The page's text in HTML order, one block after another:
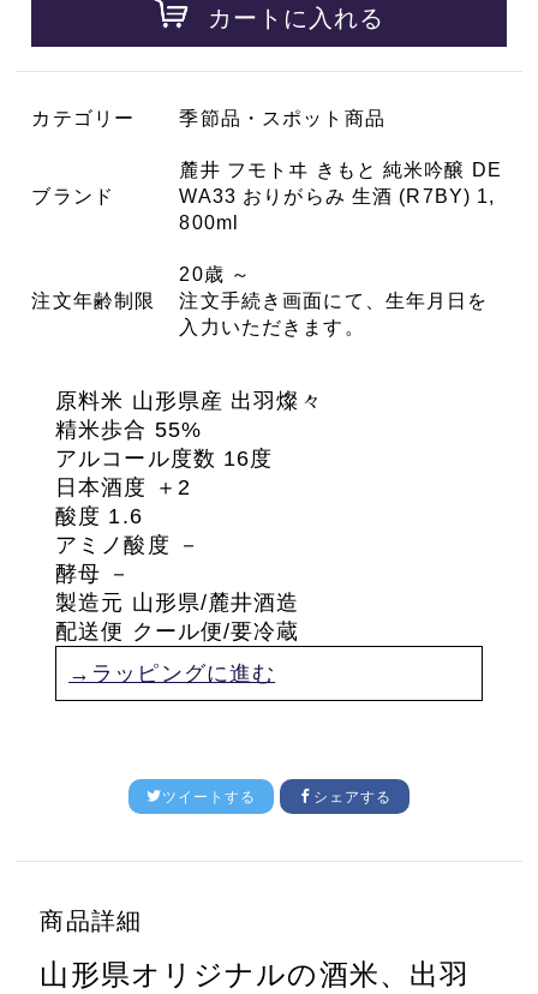
カートに入れる
カテゴリー 季節品・スポット商品
ブランド
麓井 フモトヰ きもと 純米吟醸 DE
WA33 おりがらみ 生酒 (R7BY) 1,
800ml
注文年齢制限
20歳 ～
注文手続き画面にて、生年月日を
入力いただきます。
原料米 山形県産 出羽燦々
精米歩合 55%
アルコール度数 16度
日本酒度 ＋2
酸度 1.6
アミノ酸度 －
酵母 －
製造元 山形県/麓井酒造
配送便 クール便/要冷蔵
→ラッピングに進む
ツイートする シェアする
商品詳細
山形県オリジナルの酒米、出羽